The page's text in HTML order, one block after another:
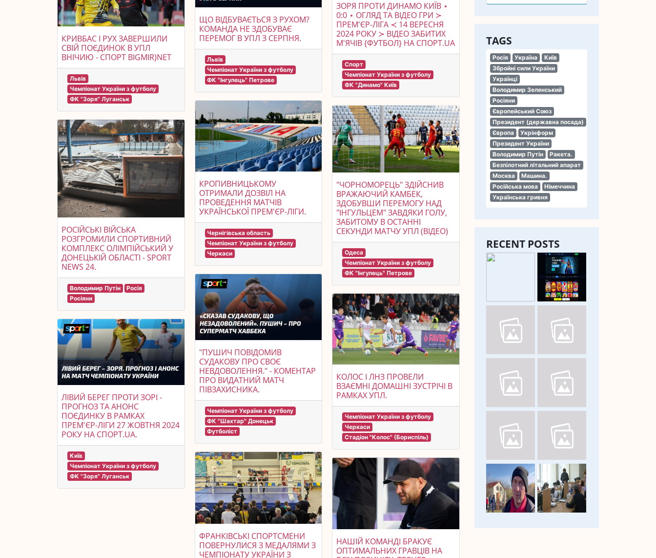
TAGS
Росія Україна
Київ
Збройні сили України
Українці
Володимир Зеленський
Росіяни
Європейський Союз
Президент (державна посада)
Європа
Укрінформ
Президент України
Володимир Путін
Ракета.
Безпілотний літальний апарат
Москва
Машина.
Російська мова
Німеччина
Українська гривня
RECENT POSTS
КРИВБАС І РУХ ЗАВЕРШИЛИ
СВІЙ ПОЄДИНОК В УПЛ
ВНІЧИЮ - СПОРТ BIGMIR)NET
Львів
Чемпіонат України з футболу
ФК "Зоря" Луганськ
РОСІЙСЬКІ ВІЙСЬКА
РОЗГРОМИЛИ СПОРТИВНИЙ
КОМПЛЕКС ОЛІМПІЙСЬКИЙ У
ДОНЕЦЬКІЙ ОБЛАСТІ - SPORT
NEWS 24.
Володимир Путін
Росія
Росіяни
ЛІВИЙ БЕРЕГ ПРОТИ ЗОРІ -
ПРОГНОЗ ТА АНОНС
ПОЄДИНКУ В РАМКАХ
ПРЕМ'ЄР-ЛІГИ 27 ЖОВТНЯ 2024
РОКУ НА СПОРТ.UA.
Київ
Чемпіонат України з футболу
ФК "Зоря" Луганськ
ЩО ВІДБУВАЄТЬСЯ З РУХОМ?
КОМАНДА НЕ ЗДОБУВАЄ
ПЕРЕМОГ В УПЛ З СЕРПНЯ.
Львів
Чемпіонат України з футболу
ФК "Інгулець" Петрове
КРОПИВНИЦЬКОМУ
ОТРИМАЛИ ДОЗВІЛ НА
ПРОВЕДЕННЯ МАТЧІВ
УКРАЇНСЬКОЇ ПРЕМ'ЄР-ЛІГИ.
Чернігівська область
Чемпіонат України з футболу
Черкаси
"ПУШИЧ ПОВІДОМИВ
СУДАКОВУ ПРО СВОЄ
НЕВДОВОЛЕННЯ." - КОМЕНТАР
ПРО ВИДАТНИЙ МАТЧ
ПІВЗАХИСНИКА.
Чемпіонат України з футболу
ФК "Шахтар" Донецьк
Футболіст
ФРАНКІВСЬКІ СПОРТСМЕНИ
ПОВЕРНУЛИСЯ З МЕДАЛЯМИ З
ЧЕМПІОНАТУ УКРАЇНИ З
ЗОРЯ ПРОТИ ДИНАМО КИЇВ ⋆
0:0 ⋆ ОГЛЯД ТА ВІДЕО ГРИ ≻
ПРЕМ'ЄР-ЛІГА ≺ 14 ВЕРЕСНЯ
2024 РОКУ ≻ ВІДЕО ЗАБИТИХ
М'ЯЧІВ {ФУТБОЛ} НА СПОРТ.UA
Спорт
Чемпіонат України з футболу
ФК "Динамо" Київ
"ЧОРНОМОРЕЦЬ" ЗДІЙСНИВ
ВРАЖАЮЧИЙ КАМБЕК,
ЗДОБУВШИ ПЕРЕМОГУ НАД
"ІНГУЛЬЦЕМ" ЗАВДЯКИ ГОЛУ,
ЗАБИТОМУ В ОСТАННІ
СЕКУНДИ МАТЧУ УПЛ (ВІДЕО)
Одеса
Чемпіонат України з футболу
ФК "Інгулець" Петрове
КОЛОС І ЛНЗ ПРОВЕЛИ
ВЗАЄМНІ ДОМАШНІ ЗУСТРІЧІ В
РАМКАХ УПЛ.
Чемпіонат України з футболу
Черкаси
Стадіон "Колос" (Бориспіль)
НАШІЙ КОМАНДІ БРАКУЄ
ОПТИМАЛЬНИХ ГРАВЦІВ НА